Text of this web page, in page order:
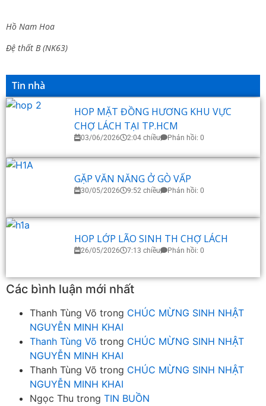
Hồ Nam Hoa
Đệ thất B (NK63)
Tin nhà
HOP MẶT ĐỒNG HƯƠNG KHU VỰC
CHỢ LÁCH TẠI TP.HCM
03/06/2026 2:04 chiều Phản hồi: 0
GẶP VĂN NĂNG Ở GÒ VẤP
30/05/2026 9:52 chiều Phản hồi: 0
HOP LỚP LÃO SINH TH CHỢ LÁCH
26/05/2026 7:13 chiều Phản hồi: 0
Các bình luận mới nhất
Thanh Tùng Võ trong CHÚC MỪNG SINH NHẬT
NGUYỄN MINH KHAI
Thanh Tùng Võ trong CHÚC MỪNG SINH NHẬT
NGUYỄN MINH KHAI
Thanh Tùng Võ trong CHÚC MỪNG SINH NHẬT
NGUYỄN MINH KHAI
Ngọc Thu trong TIN BUỒN